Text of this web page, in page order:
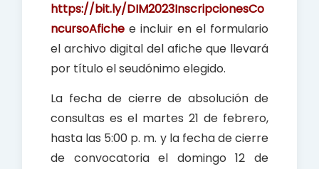
https://bit.ly/DIM2023InscripcionesCo
ncursoAfiche e incluir en el formulario
el archivo digital del afiche que llevará
por título el seudónimo elegido.
La fecha de cierre de absolución de
consultas es el martes 21 de febrero,
hasta las 5:00 p. m. y la fecha de cierre
de convocatoria el domingo 12 de